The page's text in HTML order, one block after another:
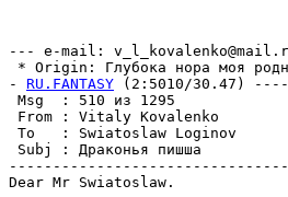
--- e-mail:
* Origin: Глубока нора моя
- RU.FANTASY (2:5010/30.47)
Msg  : 510 из
From : Vitaly Kovalenko
To   : Swiatoslaw Loginov
Subj :
Dear Mr Swiatoslaw.